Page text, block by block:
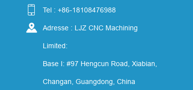
 Tel : +86-18108476988
 Adresse : LJZ CNC Machining
Limited:
Base I: #97 Hengcun Road, Xiabian,
Changan, Guangdong, China